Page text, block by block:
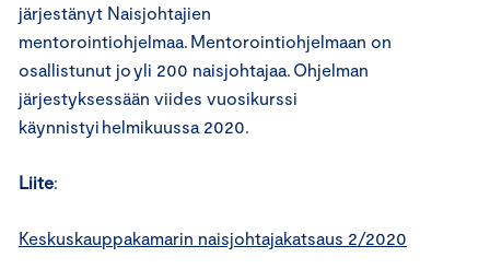
järjestänyt Naisjohtajien
mentorointiohjelmaa. Mentorointiohjelmaan on
osallistunut jo yli 200 naisjohtajaa. Ohjelman
järjestyksessään viides vuosikurssi
käynnistyi helmikuussa 2020.
Liite:
Keskuskauppakamarin naisjohtajakatsaus 2/2020